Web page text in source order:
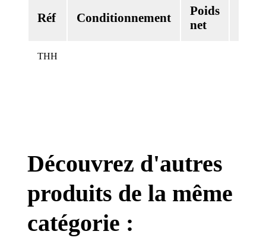
Réf Conditionnement
Poids
net
THH
Découvrez d'autres
produits de la même
catégorie :